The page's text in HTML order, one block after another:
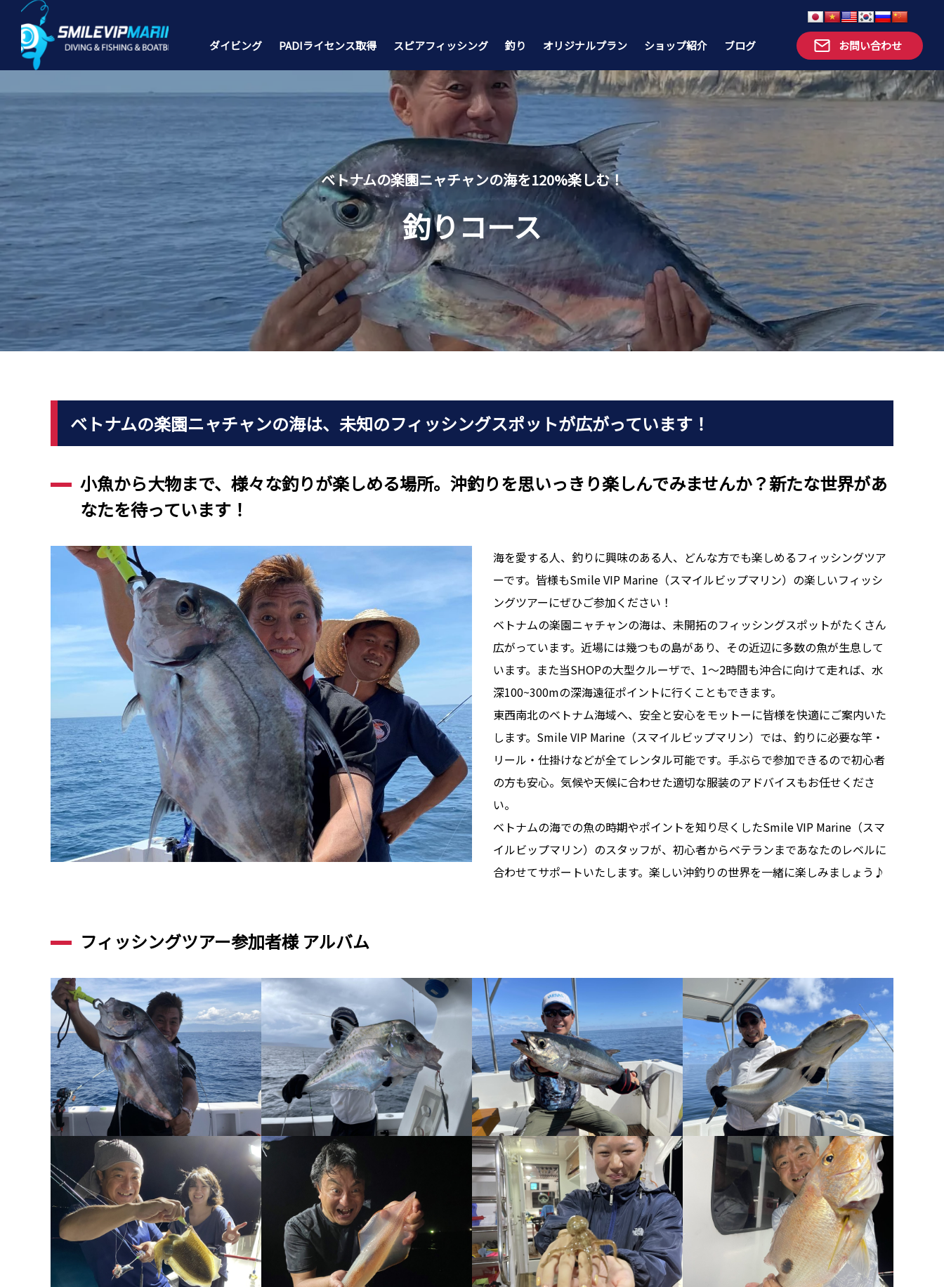
ダイビング PADIライセンス取得 スピアフィッシング 釣り オリジナルプラン ショップ紹介 ブログ お問い合わせ
ベトナムの楽園ニャチャンの海を120%楽しむ！
釣りコース
ベトナムの楽園ニャチャンの海は、未知のフィッシングスポットが広がっています！
小魚から大物まで、様々な釣りが楽しめる場所。沖釣りを思いっきり楽しんでみませんか？新たな世界があ
なたを待っています！
海を愛する人、釣りに興味のある人、どんな方でも楽しめるフィッシングツア
ーです。皆様もSmile VIP Marine（スマイルビップマリン）の楽しいフィッシ
ングツアーにぜひご参加ください！
ベトナムの楽園ニャチャンの海は、未開拓のフィッシングスポットがたくさん
広がっています。近場には幾つもの島があり、その近辺に多数の魚が生息して
います。また当SHOPの大型クルーザで、1〜2時間も沖合に向けて走れば、水
深100~300mの深海遠征ポイントに行くこともできます。
東西南北のベトナム海域へ、安全と安心をモットーに皆様を快適にご案内いた
します。Smile VIP Marine（スマイルビップマリン）では、釣りに必要な竿・
リール・仕掛けなどが全てレンタル可能です。手ぶらで参加できるので初心者
の方も安心。気候や天候に合わせた適切な服装のアドバイスもお任せくださ
い。
ベトナムの海での魚の時期やポイントを知り尽くしたSmile VIP Marine（スマ
イルビップマリン）のスタッフが、初心者からベテランまであなたのレベルに
合わせてサポートいたします。楽しい沖釣りの世界を一緒に楽しみましょう♪
フィッシングツアー参加者様 アルバム